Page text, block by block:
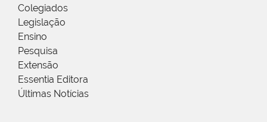
Colegiados
Legislação
Ensino
Pesquisa
Extensão
Essentia Editora
Últimas Notícias